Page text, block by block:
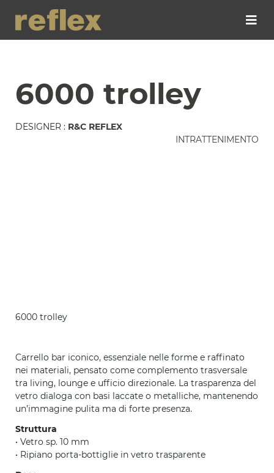
6000 trolley
DESIGNER : R&C REFLEX
INTRATTENIMENTO
6000 trolley
Carrello bar iconico, essenziale nelle forme e raffinato
nei materiali, pensato come complemento trasversale
tra living, lounge e ufficio direzionale. La trasparenza del
vetro dialoga con basi laccate o metalliche, mantenendo
un’immagine pulita ma di forte presenza.
Struttura
• Vetro sp. 10 mm
• Ripiano porta-bottiglie in vetro trasparente